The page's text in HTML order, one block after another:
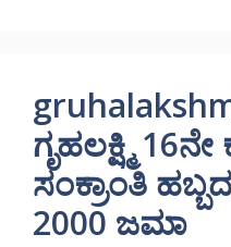
ಗೃಹಲಕ್ಷ್ಮಿ
ಸಂಕ್ರಾಂತಿ
2000 ಜಮಾ